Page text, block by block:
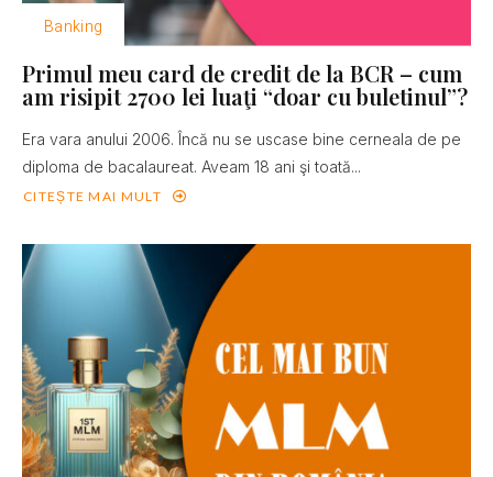
Banking
Primul meu card de credit de la BCR – cum
am risipit 2700 lei luaţi “doar cu buletinul”?
Era vara anului 2006. Încă nu se uscase bine cerneala de pe
diploma de bacalaureat. Aveam 18 ani şi toată...
CITEȘTE MAI MULT